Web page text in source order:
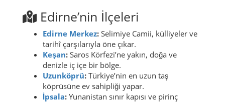
Edirne’nin İlçeleri
Edirne Merkez: Selimiye Camii, külliyeler ve
tarihî çarşılarıyla öne çıkar.
Keşan: Saros Körfezi’ne yakın, doğa ve
denizle iç içe bir bölge.
Uzunköprü: Türkiye’nin en uzun taş
köprüsüne ev sahipliği yapar.
İpsala: Yunanistan sınır kapısı ve pirinç